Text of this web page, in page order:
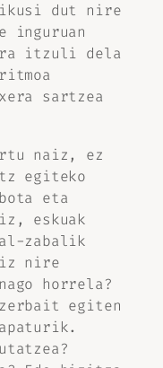
ikusi dut nire
inguruan
itzuli dela
sartzea
naiz, ez
egiteko
eta
eskuak
zabalik
nire
horrela?
egiten